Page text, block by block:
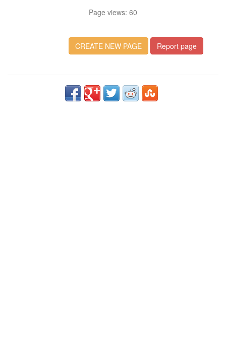
Page views: 60
CREATE NEW PAGE Report page